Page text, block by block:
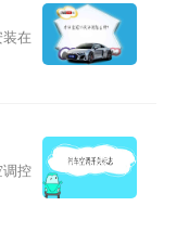
在
调控